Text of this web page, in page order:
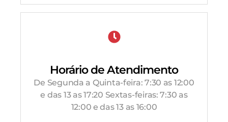
Horário de Atendimento
De Segunda a Quinta-feira: 7:30 as 12:00
e das 13 as 17:20 Sextas-feiras: 7:30 as
12:00 e das 13 as 16:00